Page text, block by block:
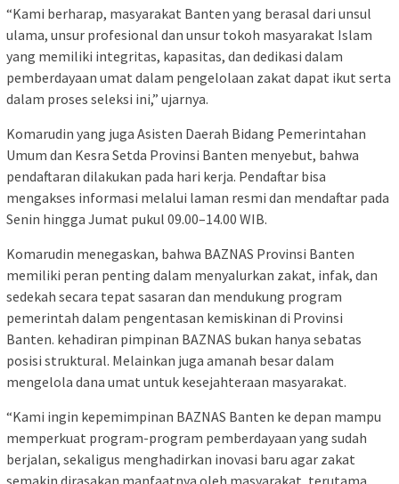
“Kami berharap, masyarakat Banten yang berasal dari unsul
ulama, unsur profesional dan unsur tokoh masyarakat Islam
yang memiliki integritas, kapasitas, dan dedikasi dalam
pemberdayaan umat dalam pengelolaan zakat dapat ikut serta
dalam proses seleksi ini,” ujarnya.
Komarudin yang juga Asisten Daerah Bidang Pemerintahan
Umum dan Kesra Setda Provinsi Banten menyebut, bahwa
pendaftaran dilakukan pada hari kerja. Pendaftar bisa
mengakses informasi melalui laman resmi dan mendaftar pada
Senin hingga Jumat pukul 09.00–14.00 WIB.
Komarudin menegaskan, bahwa BAZNAS Provinsi Banten
memiliki peran penting dalam menyalurkan zakat, infak, dan
sedekah secara tepat sasaran dan mendukung program
pemerintah dalam pengentasan kemiskinan di Provinsi
Banten. kehadiran pimpinan BAZNAS bukan hanya sebatas
posisi struktural. Melainkan juga amanah besar dalam
mengelola dana umat untuk kesejahteraan masyarakat.
“Kami ingin kepemimpinan BAZNAS Banten ke depan mampu
memperkuat program-program pemberdayaan yang sudah
berjalan, sekaligus menghadirkan inovasi baru agar zakat